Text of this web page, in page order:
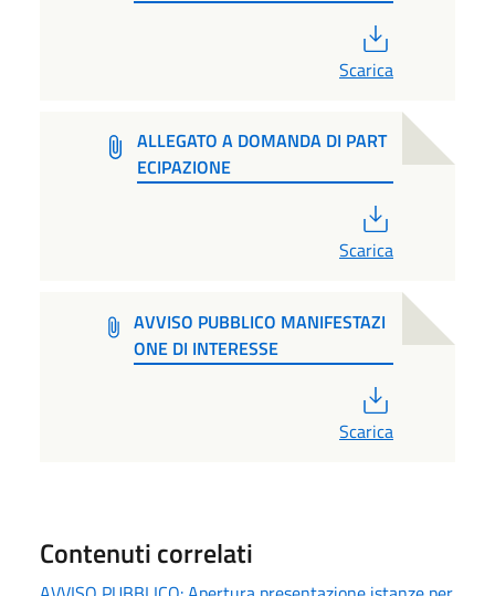
Scarica
ALLEGATO A DOMANDA DI PART
ECIPAZIONE
Scarica
AVVISO PUBBLICO MANIFESTAZI
ONE DI INTERESSE
Scarica
Contenuti correlati